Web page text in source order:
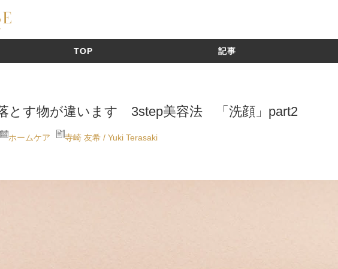
TOP 記事
とす物が違います 3step美容法 「洗顔」part2
ホームケア 寺崎 友希 / Yuki Terasaki